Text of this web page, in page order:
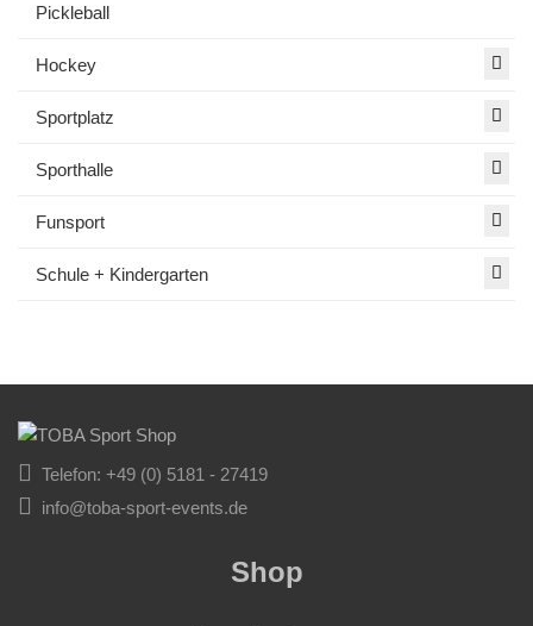
Pickleball
Hockey
Sportplatz
Sporthalle
Funsport
Schule + Kindergarten
Telefon: +49 (0) 5181 - 27419
info@toba-sport-events.de
Shop